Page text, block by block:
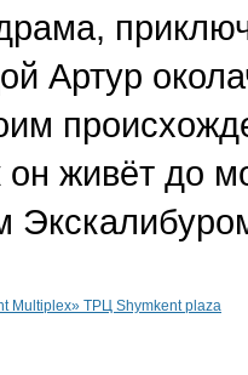
Артур
он живёт до
Multiplex» ТРЦ Shymkent plaza